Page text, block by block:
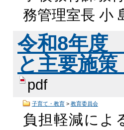
務管理室長 小
令和8年度
と主要施
pdf
子育て・教育> 教育委員会
負担軽減によ